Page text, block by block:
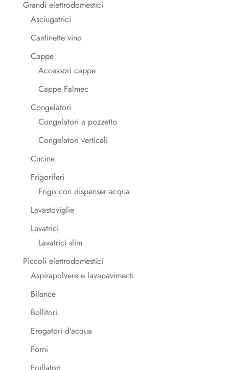
Grandi elettrodomestici
Asciugatrici
Cantinette vino
Cappe
Accessori cappe
Cappe Falmec
Congelatori
Congelatori a pozzetto
Congelatori verticali
Cucine
Frigoriferi
Frigo con dispenser acqua
Lavastoviglie
Lavatrici
Lavatrici slim
Piccoli elettrodomestici
Aspirapolvere e lavapavimenti
Bilance
Bollitori
Erogatori d'acqua
Forni
Frullatori